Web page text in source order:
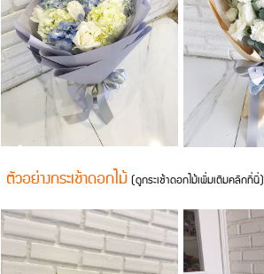
ตัวอย่างกระเช้าดอกไม้(ดูกระเช้าดอกไม้เพิ่มเติมคลิกที่นี่)